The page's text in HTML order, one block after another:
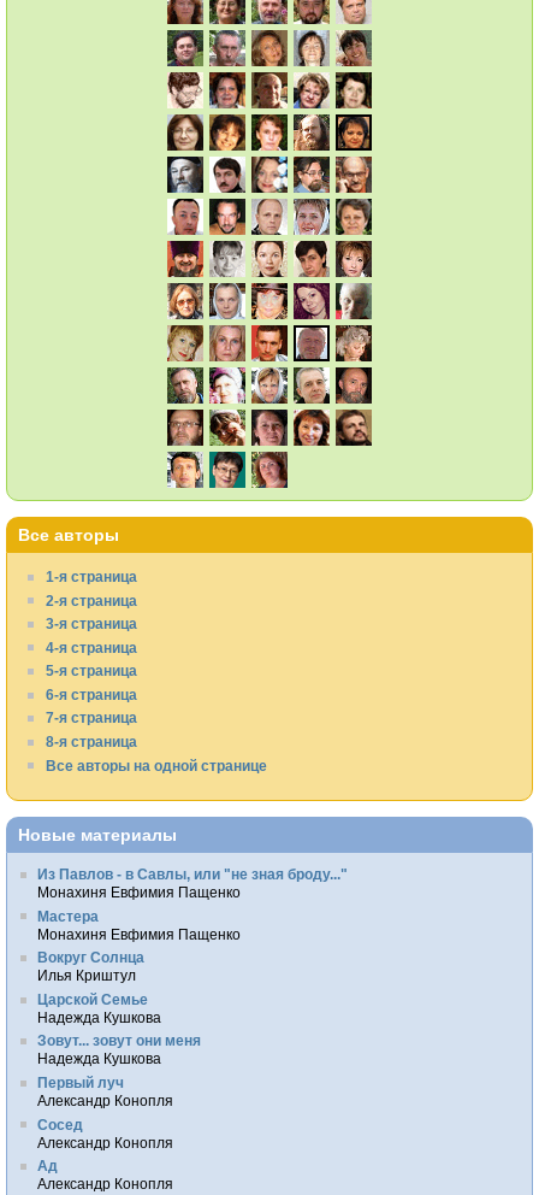
Все авторы
1-я страница
2-я страница
3-я страница
4-я страница
5-я страница
6-я страница
7-я страница
8-я страница
Все авторы на одной странице
Новые материалы
Из Павлов - в Савлы, или "не зная броду..."
Монахиня Евфимия Пащенко
Мастера
Монахиня Евфимия Пащенко
Вокруг Солнца
Илья Криштул
Царской Семье
Надежда Кушкова
Зовут... зовут они меня
Надежда Кушкова
Первый луч
Александр Конопля
Сосед
Александр Конопля
Ад
Александр Конопля